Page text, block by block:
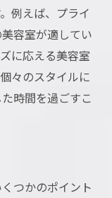
例えば、プライ
容室が適してい
に応える美容室
々のスタイルに
時間を過ごすこ
つかのポイント